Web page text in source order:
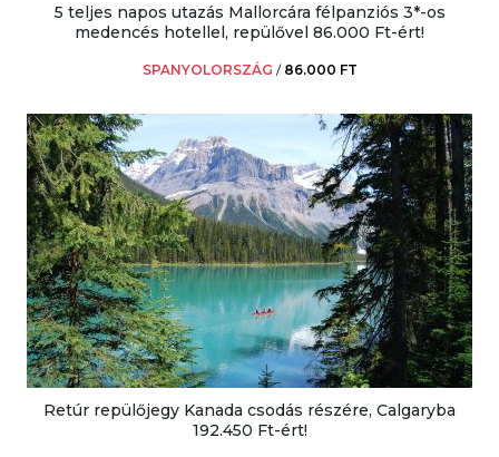
5 teljes napos utazás Mallorcára félpanziós 3*-os
medencés hotellel, repülővel 86.000 Ft-ért!
SPANYOLORSZÁG / 86.000 FT
Retúr repülőjegy Kanada csodás részére, Calgaryba
192.450 Ft-ért!